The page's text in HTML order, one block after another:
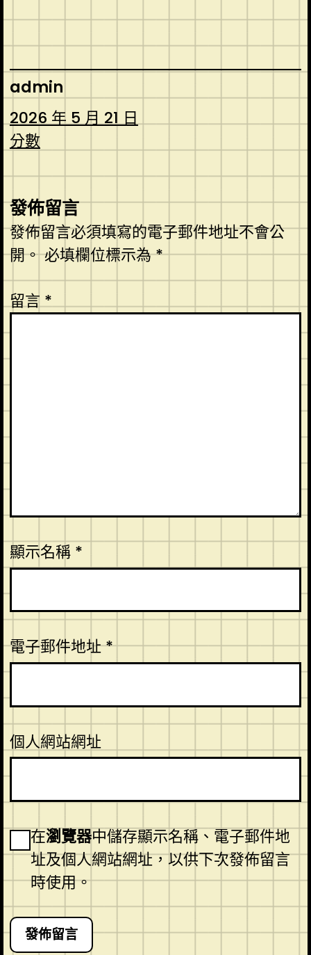
admin
2026 年 5 月 21 日
分數
發佈留言
發佈留言必須填寫的電子郵件地址不會公
開。必填欄位標示為*
留言*
顯示名稱 *
電子郵件地址*
個人網站網址
在瀏覽器中儲存顯示名稱、電子郵件地
址及個人網站網址，以供下次發佈留言
時使用。